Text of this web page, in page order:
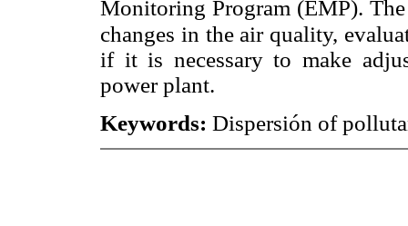
Monitoring Program (EMP).
changes in the air quality,
if it is necessary to make
power plant.
Keywords: Dispersión of